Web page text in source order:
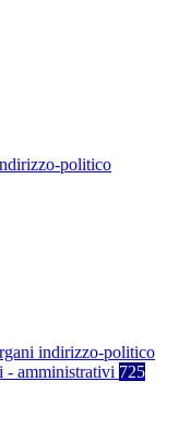
politico
indirizzo-politico
- amministrativi 725